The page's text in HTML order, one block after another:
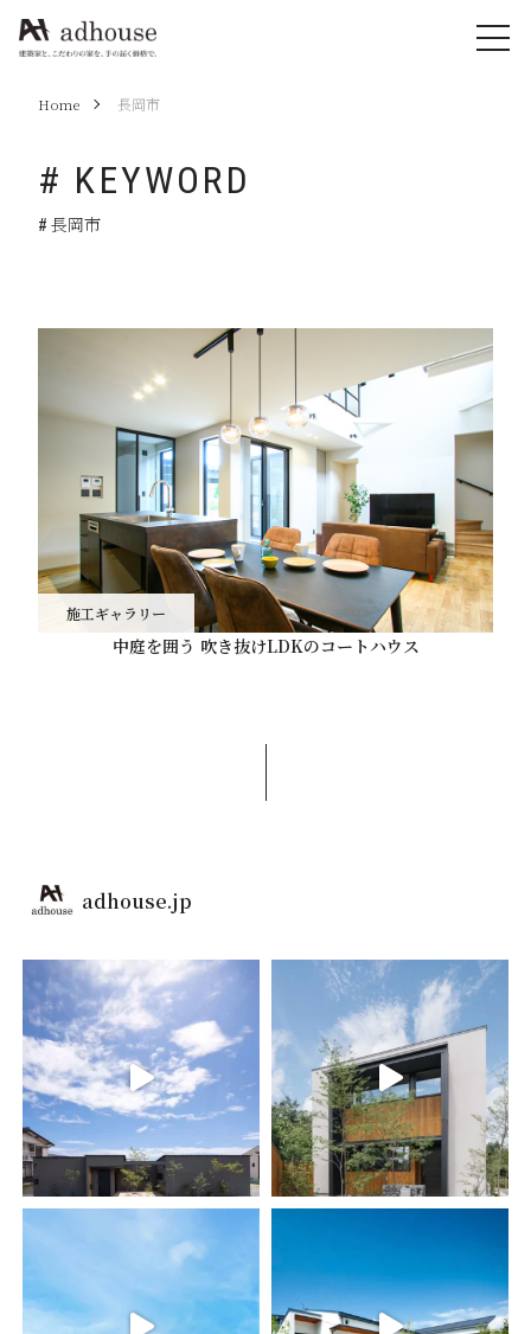
Home 長岡市
# KEYWORD
# 長岡市
施工ギャラリー
中庭を囲う 吹き抜けLDKのコートハウス
adhouse.jp